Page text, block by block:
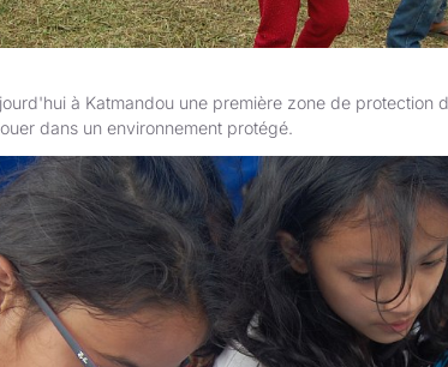
à Katmandou une première zone de protection
dans un environnement protégé.